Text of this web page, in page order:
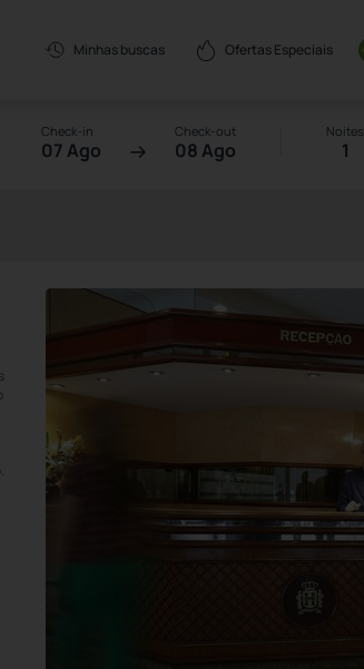
Minhas buscas Ofertas Especiais
Check-in
07 Ago
Check-out
08 Ago
Noites
1